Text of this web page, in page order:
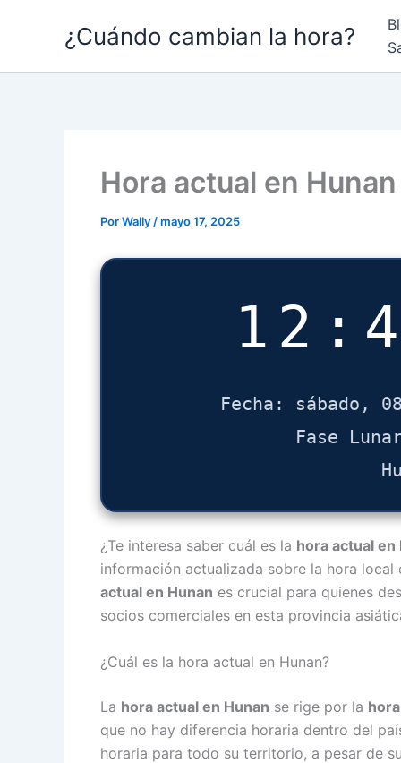
¿Cuándo cambian la hora?
Hora actual en Hunan
PorWally /mayo 17, 2025
Fecha: sábado,
Fase
¿Te interesa saber cuál es la hora actual en
información actualizada sobre la hora local
actual en Hunan es crucial para quienes
socios comerciales en esta provincia
¿Cuál es la hora actual en Hunan?
La hora actual en Hunan se rige por la
que no hay diferencia horaria dentro del
horaria para todo su territorio, a pesar de